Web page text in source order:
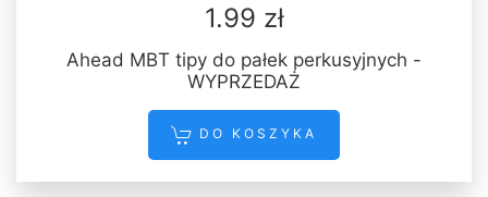
1.99 zł
Ahead MBT tipy do pałek perkusyjnych -
WYPRZEDAŻ
DO KOSZYKA